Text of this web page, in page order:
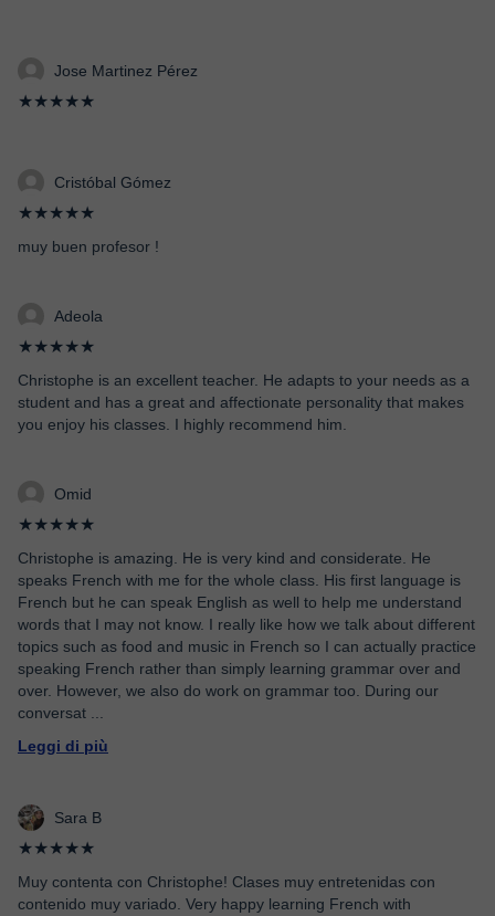
Jose Martinez Pérez
★★★★★
Cristóbal Gómez
★★★★★
muy buen profesor !
Adeola
★★★★★
Christophe is an excellent teacher. He adapts to your needs as a
student and has a great and affectionate personality that makes
you enjoy his classes. I highly recommend him.
Omid
★★★★★
Christophe is amazing. He is very kind and considerate. He
speaks French with me for the whole class. His first language is
French but he can speak English as well to help me understand
words that I may not know. I really like how we talk about different
topics such as food and music in French so I can actually practice
speaking French rather than simply learning grammar over and
over. However, we also do work on grammar too. During our
conversat
Leggi di più
Sara B
★★★★★
Muy contenta con Christophe! Clases muy entretenidas con
contenido muy variado. Very happy learning French with